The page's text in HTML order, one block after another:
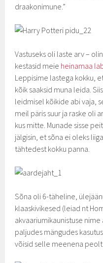
draakonimune.”
Vastuseks oli laste arv –
kestasid meie heinamaa
Leppisime lastega kokku,
kõik saaksid muna leida.
leidmisel kõikide abi vaja,
meil päris suur ja raske oli
kus mitte. Munade sisse
jälgisin, et sõna ei oleks
tähtedest kokku panna.
Sõna oli 6-täheline,
klaaskivikesed (leiad nt
akvaariumikaunistuse
paljudes mängudes
võisid selle meenena peolt